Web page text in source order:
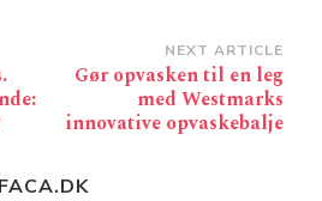
NEXT ARTICLE
Gør opvasken til en leg
med Westmarks
innovative opvaskebalje